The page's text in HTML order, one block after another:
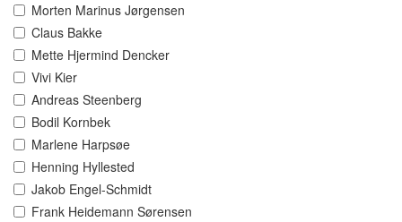
Morten Marinus Jørgensen
Claus Bakke
Mette Hjermind Dencker
Vivi Kier
Andreas Steenberg
Bodil Kornbek
Marlene Harpsøe
Henning Hyllested
Jakob Engel-Schmidt
Frank Heidemann Sørensen